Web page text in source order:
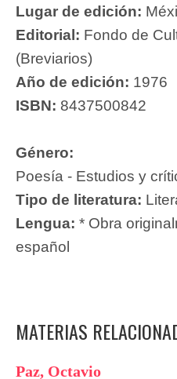
Lugar de edición:
Editorial: Fondo de
(Breviarios)
Año de edición: 1976
ISBN: 8437500842
Género:
Poesía - Estudios y
Tipo de literatura:
Lengua: * Obra
español
MATERIAS
Paz, Octavio